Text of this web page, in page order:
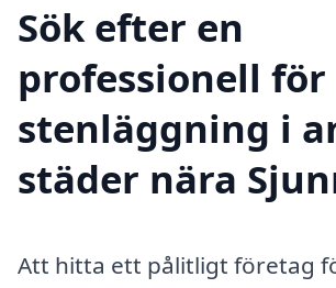
Sök efter en
professionell för
stenläggning i
städer nära
Att hitta ett pålitligt företag